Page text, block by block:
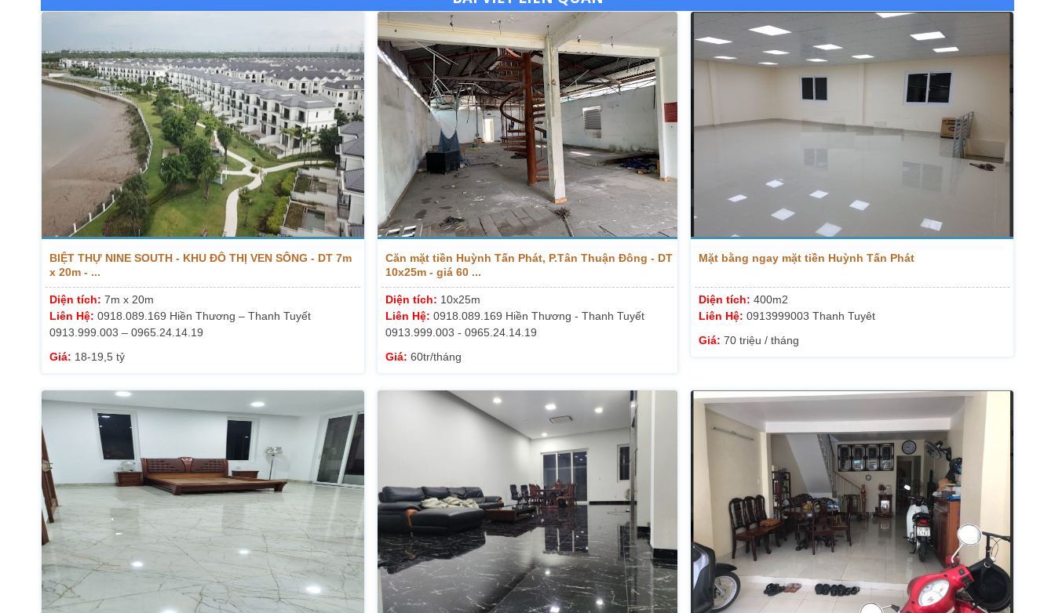
BIỆT THỰ NINE SOUTH - KHU ĐÔ THỊ VEN SÔNG - DT 7m
x 20m - ...
Diện tích: 7m x 20m
Liên Hệ: 0918.089.169 Hiền Thương – Thanh Tuyết
0913.999.003 – 0965.24.14.19
Giá: 18-19,5 tỷ
Căn mặt tiền Huỳnh Tấn Phát, P.Tân Thuận Đông - DT
10x25m - giá 60 ...
Diện tích: 10x25m
Liên Hệ:0918.089.169 Hiền Thương - Thanh Tuyết
0913.999.003 - 0965.24.14.19
Giá:60tr/tháng
Mặt bằng ngay mặt tiền Huỳnh Tấn Phát
Diện tích: 400m2
Liên Hệ: 0913999003 Thanh Tuyêt
Giá: 70 triệu / tháng